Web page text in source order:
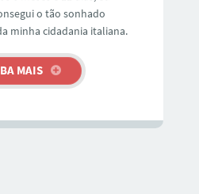
o tão sonhado
minha cidadania italiana.
MAIS